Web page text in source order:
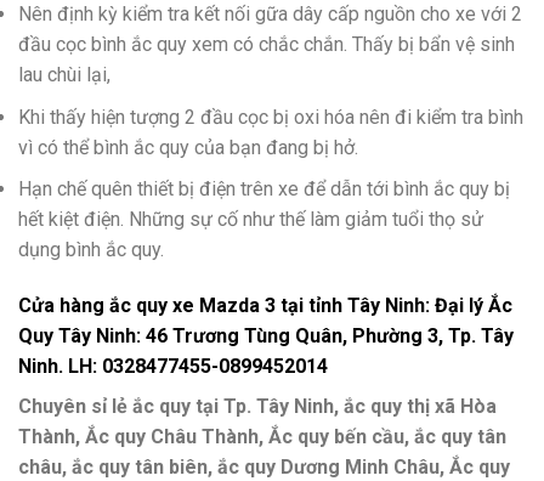
Nên định kỳ kiểm tra kết nối gữa dây cấp nguồn cho xe với 2
đầu cọc bình ắc quy xem có chắc chắn. Thấy bị bẩn vệ sinh
lau chùi lại,
Khi thấy hiện tượng 2 đầu cọc bị oxi hóa nên đi kiểm tra bình
vì có thể bình ắc quy của bạn đang bị hở.
Hạn chế quên thiết bị điện trên xe để dẫn tới bình ắc quy bị
hết kiệt điện. Những sự cố như thế làm giảm tuổi thọ sử
dụng bình ắc quy.
Cửa hàng ắc quy xe Mazda 3 tại tỉnh Tây Ninh: Đại lý Ắc
Quy Tây Ninh: 46 Trương Tùng Quân, Phường 3, Tp. Tây
Ninh. LH: 0328477455-0899452014
Chuyên sỉ lẻ ắc quy tại Tp. Tây Ninh, ắc quy thị xã Hòa
Thành, Ắc quy Châu Thành, Ắc quy bến cầu, ắc quy tân
châu, ắc quy tân biên, ắc quy Dương Minh Châu, Ắc quy